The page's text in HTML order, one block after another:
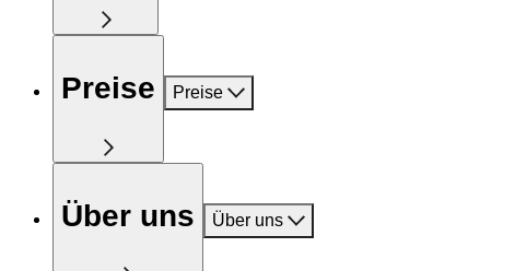
Preise Preise
Über uns Über uns